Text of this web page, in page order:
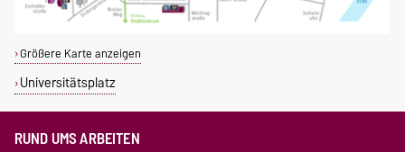
Größere Karte anzeigen
Universitätsplatz
RUND UMS ARBEITEN